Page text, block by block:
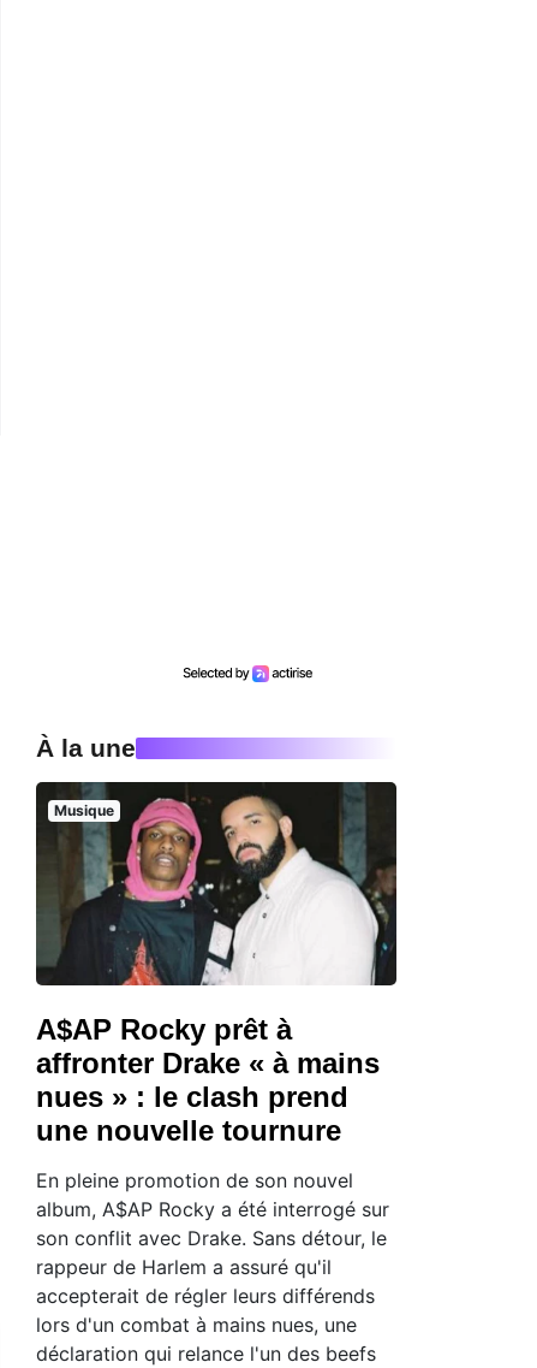
À la une
Musique
A$AP Rocky prêt à
affronter Drake « à mains
nues » : le clash prend
une nouvelle tournure
En pleine promotion de son nouvel
album, A$AP Rocky a été interrogé sur
son conflit avec Drake. Sans détour, le
rappeur de Harlem a assuré qu'il
accepterait de régler leurs différends
lors d'un combat à mains nues, une
déclaration qui relance l'un des beefs